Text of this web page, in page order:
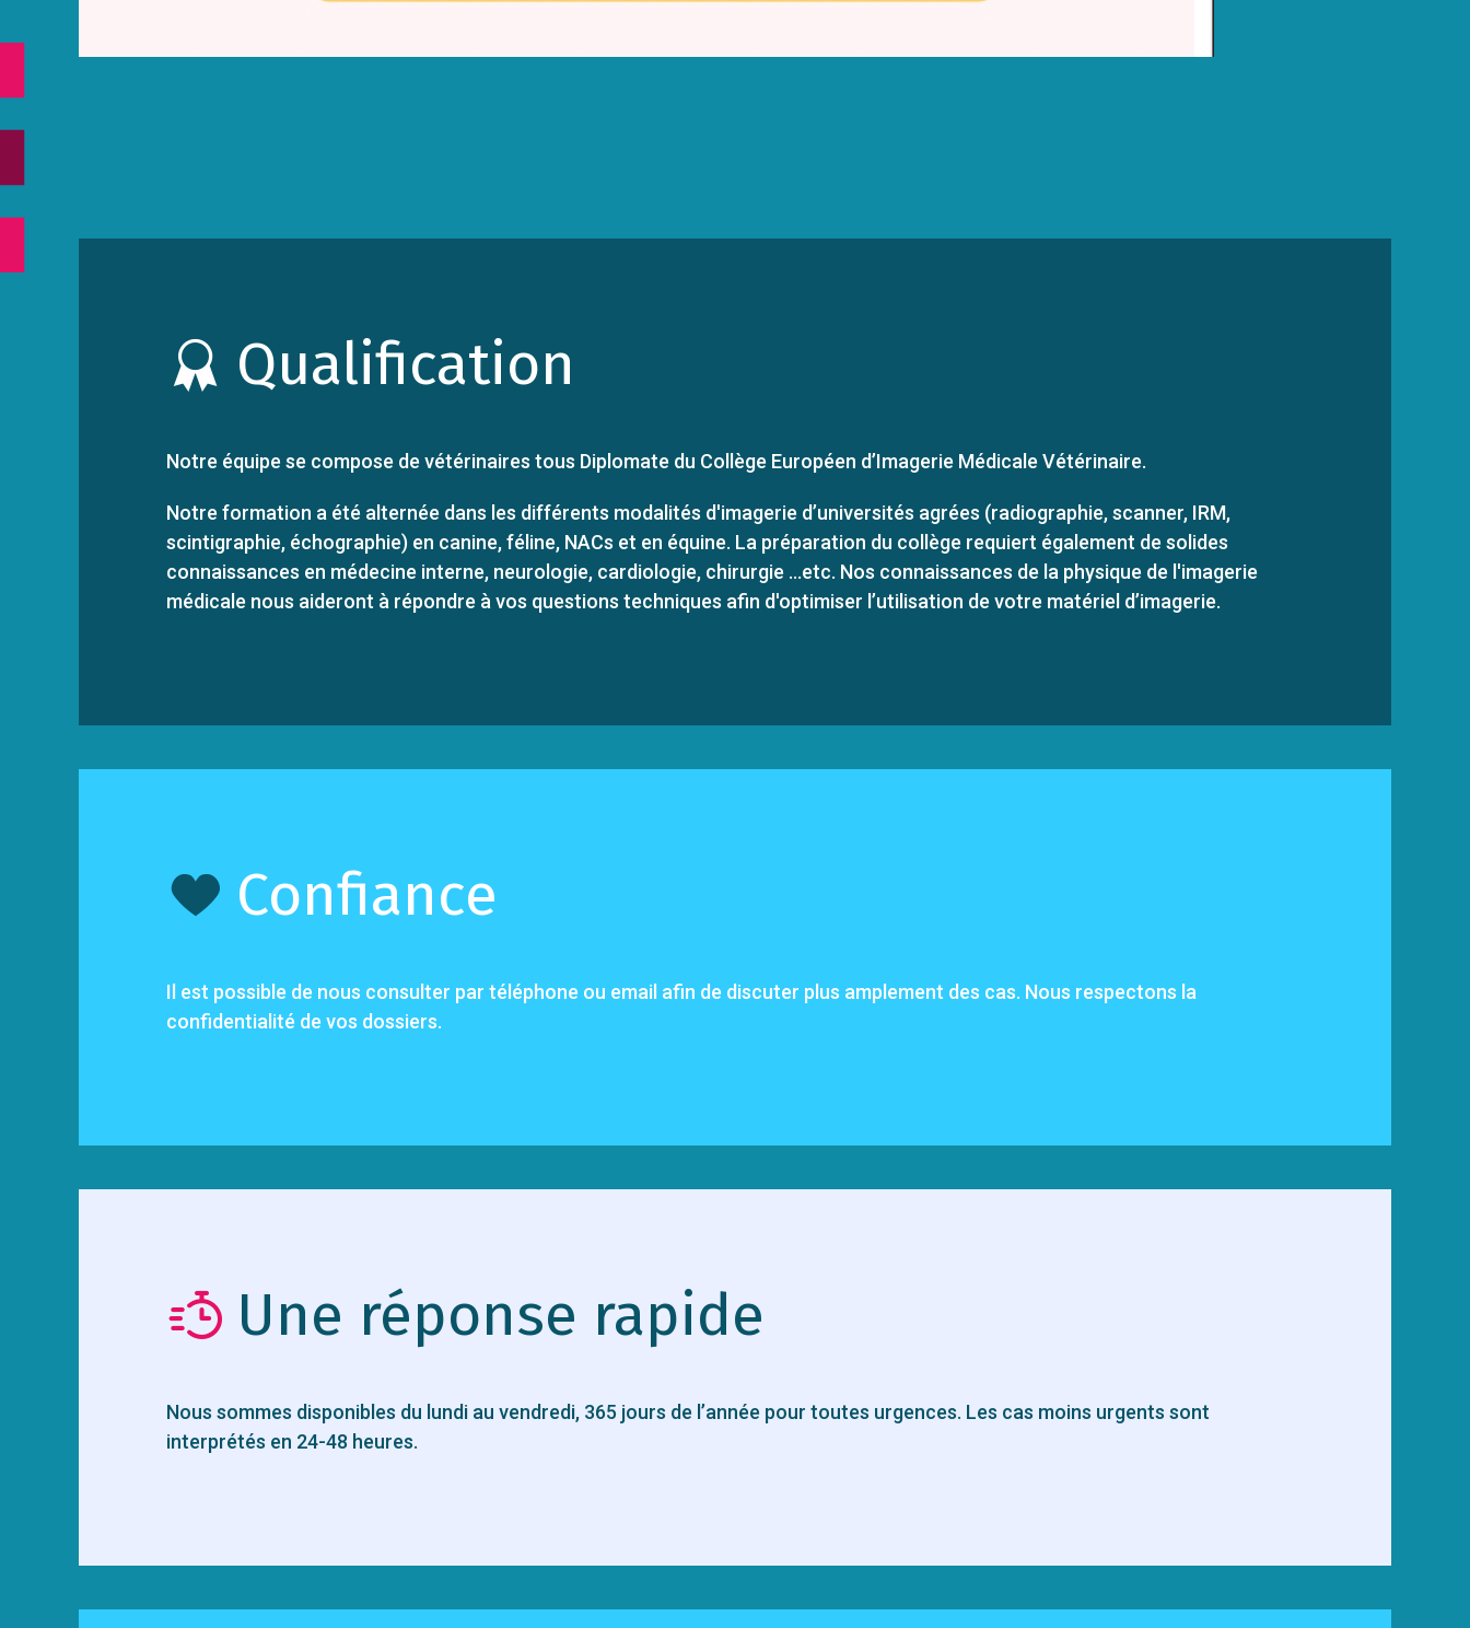
Qualification
Notre équipe se compose de vétérinaires tous Diplomate du Collège Européen d’Imagerie Médicale Vétérinaire.
Notre formation a été alternée dans les différents modalités d'imagerie d’universités agrées (radiographie, scanner, IRM,
scintigraphie, échographie) en canine, féline, NACs et en équine. La préparation du collège requiert également de solides
connaissances en médecine interne, neurologie, cardiologie, chirurgie ...etc. Nos connaissances de la physique de l'imagerie
médicale nous aideront à répondre à vos questions techniques afin d'optimiser l’utilisation de votre matériel d’imagerie.
Confiance
Il est possible de nous consulter par téléphone ou email afin de discuter plus amplement des cas. Nous respectons la
confidentialité de vos dossiers.
Une réponse rapide
Nous sommes disponibles du lundi au vendredi, 365 jours de l’année pour toutes urgences. Les cas moins urgents sont
interprétés en 24-48 heures.